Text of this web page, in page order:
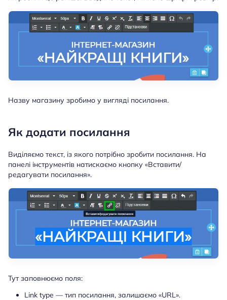
Назву магазину зробимо у вигляді посилання.
Як додати посилання
Виділяємо текст, із якого потрібно зробити посилання. На
панелі інструментів натискаємо кнопку «Вставити/
редагувати посилання».
Тут заповнюємо поля:
Link type — тип посилання, залишаємо «URL».